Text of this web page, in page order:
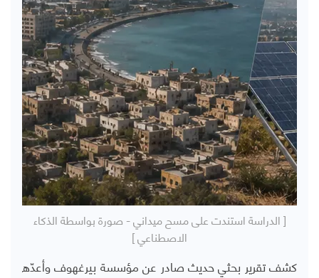
[ الدراسة استندت على مسح ميداني - صورة بواسطة الذكاء
الاصطناعي ]
كشف تقرير بحثي حديث صادر عن مؤسسة بيرغهوف وأعدّه